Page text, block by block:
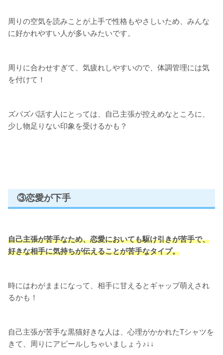
周りの空気を読みことが上手で性格もやさしいため、みんな
に好かれやすい人が多いみたいです。
周りに合わせすぎて、気疲れしやすいので、体調管理には気
を付けて！
ズバズバ話す人にとっては、自己主張が控えめなところに、
少し物足りない印象を受けるかも？
③恋愛が下手
自己主張が苦手なため、恋愛においても駆け引きが苦手で、
好きな相手に気持ちが伝えることが苦手なタイプ。
時にはわがままになって、相手に甘えるとギャップ萌えされ
るかも！
自己主張が苦手な黒猫好きな人は、心理がかかれたTシャツを
きて、周りにアピールしちゃいましょう♪↓↓